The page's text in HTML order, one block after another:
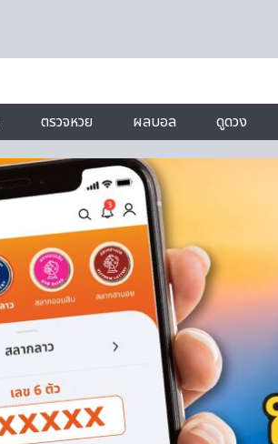
ตรวจหวย ผลบอล ดูดวง